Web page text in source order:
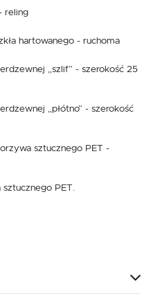
reling
hartowanego - ruchoma
„szlif” - szerokość 25
„płótno” - szerokość
sztucznego PET -
PET.